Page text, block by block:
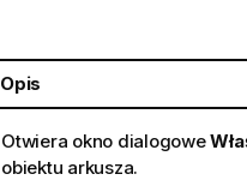
Opis
Otwiera okno dialogowe
obiektu arkusza.